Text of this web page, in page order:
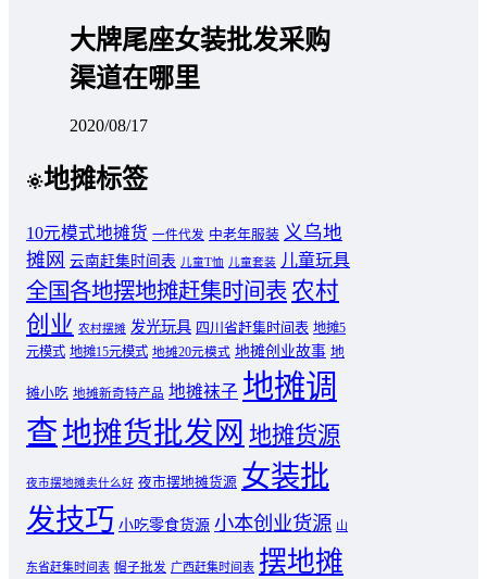
大牌尾座女装批发采购
渠道在哪里
2020/08/17
地摊标签
10元模式地摊货 一件代发 中老年服装 义乌地
摊网 云南赶集时间表 儿童T恤 儿童套装 儿童玩具
全国各地摆地摊赶集时间表 农村
创业 农村摆摊 发光玩具 四川省赶集时间表 地摊5
元模式 地摊15元模式 地摊20元模式 地摊创业故事 地
摊小吃 地摊新奇特产品 地摊袜子 地摊调
查地摊货批发网 地摊货源
夜市摆地摊卖什么好 夜市摆地摊货源 女装批
发技巧 小吃零食货源 小本创业货源 山
东省赶集时间表 帽子批发 广西赶集时间表 摆地摊